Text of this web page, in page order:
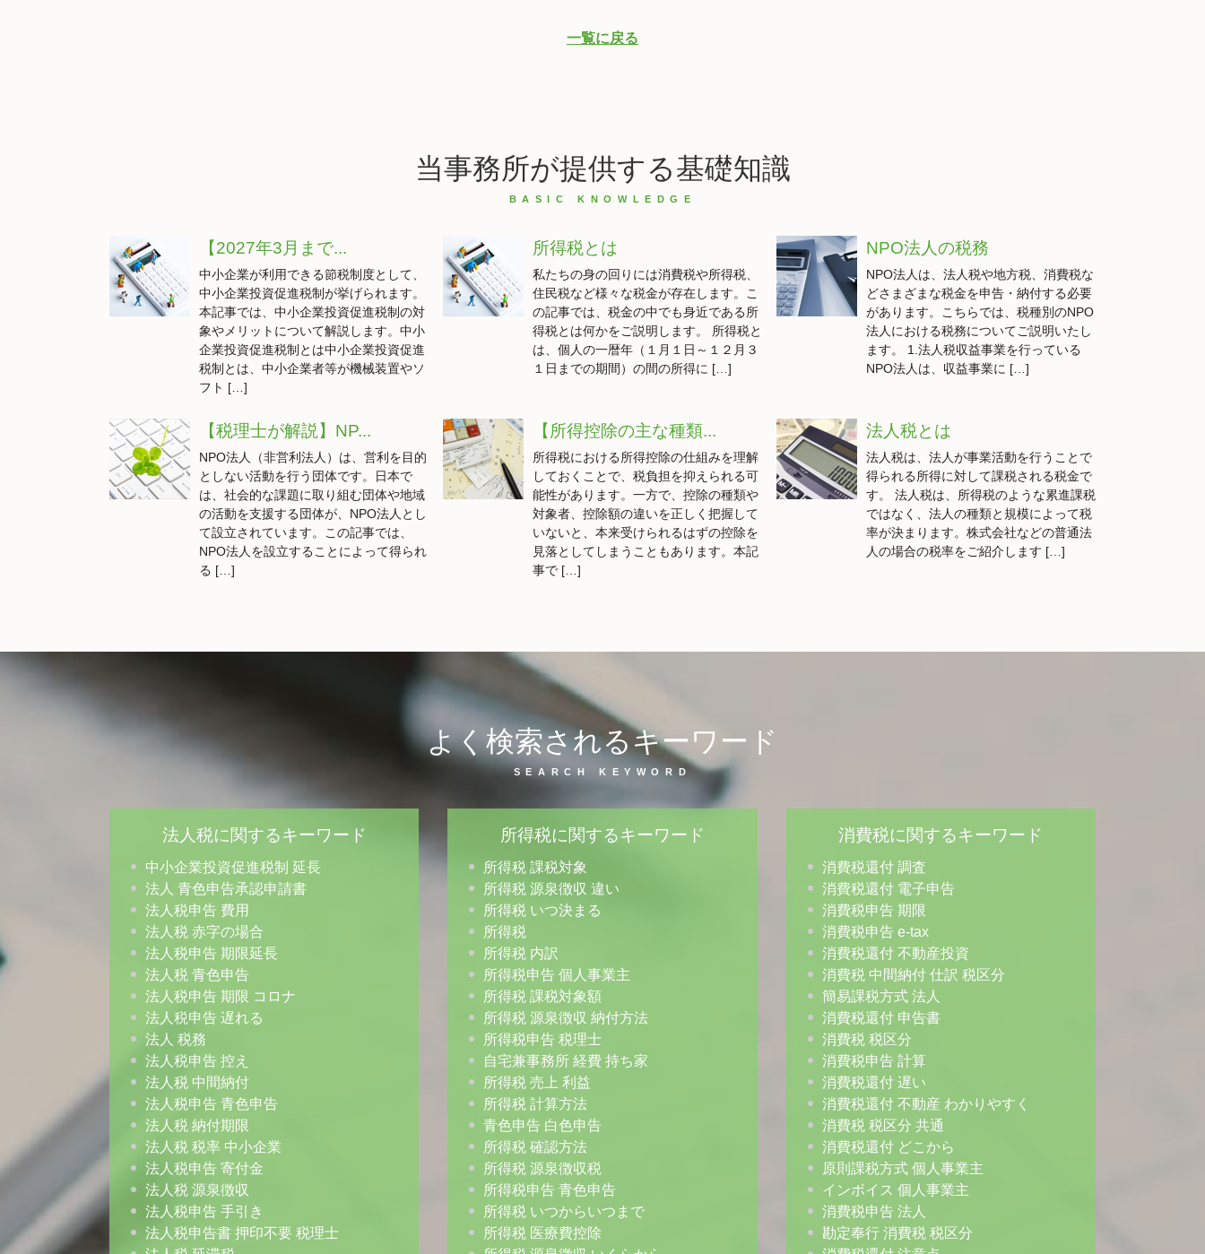
一覧に戻る
当事務所が提供する基礎知識
【2027年3月まで...
中小企業が利用できる節税制度として、
中小企業投資促進税制が挙げられます。
本記事では、中小企業投資促進税制の対
象やメリットについて解説します。中小
企業投資促進税制とは中小企業投資促進
税制とは、中小企業者等が機械装置やソ
フト […]
所得税とは
私たちの身の回りには消費税や所得税、
住民税など様々な税金が存在します。こ
の記事では、税金の中でも身近である所
得税とは何かをご説明します。 所得税と
は、個人の一暦年（１月１日～１２月３
１日までの期間）の間の所得に […]
NPO法人の税務
NPO法人は、法人税や地方税、消費税な
どさまざまな税金を申告・納付する必要
があります。こちらでは、税種別のNPO
法人における税務についてご説明いたし
ます。 1.法人税収益事業を行っている
NPO法人は、収益事業に […]
【税理士が解説】NP...
NPO法人（非営利法人）は、営利を目的
としない活動を行う団体です。日本で
は、社会的な課題に取り組む団体や地域
の活動を支援する団体が、NPO法人とし
て設立されています。この記事では、
NPO法人を設立することによって得られ
る […]
【所得控除の主な種類...
所得税における所得控除の仕組みを理解
しておくことで、税負担を抑えられる可
能性があります。一方で、控除の種類や
対象者、控除額の違いを正しく把握して
いないと、本来受けられるはずの控除を
見落としてしまうこともあります。本記
事で […]
法人税とは
法人税は、法人が事業活動を行うことで
得られる所得に対して課税される税金で
す。 法人税は、所得税のような累進課税
ではなく、法人の種類と規模によって税
率が決まります。株式会社などの普通法
人の場合の税率をご紹介します […]
よく検索されるキーワード
法人税に関するキーワード
中小企業投資促進税制 延長
法人 青色申告承認申請書
法人税申告 費用
法人税 赤字の場合
法人税申告 期限延長
法人税 青色申告
法人税申告 期限 コロナ
法人税申告 遅れる
法人 税務
法人税申告 控え
法人税 中間納付
法人税申告 青色申告
法人税 納付期限
法人税 税率 中小企業
法人税申告 寄付金
法人税 源泉徴収
法人税申告 手引き
法人税申告書 押印不要 税理士
所得税に関するキーワード
所得税 課税対象
所得税 源泉徴収 違い
所得税 いつ決まる
所得税
所得税 内訳
所得税申告 個人事業主
所得税 課税対象額
所得税 源泉徴収 納付方法
所得税申告 税理士
自宅兼事務所 経費 持ち家
所得税 売上 利益
所得税 計算方法
青色申告 白色申告
所得税 確認方法
所得税 源泉徴収税
所得税申告 青色申告
所得税 いつからいつまで
所得税 医療費控除
消費税に関するキーワード
消費税還付 調査
消費税還付 電子申告
消費税申告 期限
消費税申告 e-tax
消費税還付 不動産投資
消費税 中間納付 仕訳 税区分
簡易課税方式 法人
消費税還付 申告書
消費税 税区分
消費税申告 計算
消費税還付 遅い
消費税還付 不動産 わかりやすく
消費税 税区分 共通
消費税還付 どこから
原則課税方式 個人事業主
インボイス 個人事業主
消費税申告 法人
勘定奉行 消費税 税区分